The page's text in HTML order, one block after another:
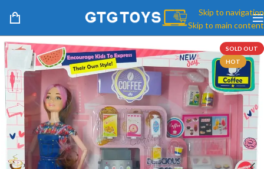
Skip to navigation
Skip to main content
SOLD OUT
HOT